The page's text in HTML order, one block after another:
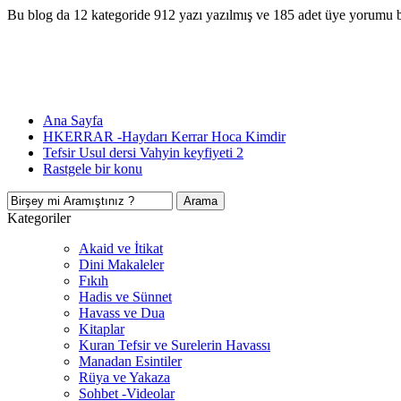
Bu blog da 12 kategoride 912 yazı yazılmış ve 185 adet üye yorumu
Ana Sayfa
HKERRAR -Haydarı Kerrar Hoca Kimdir
Tefsir Usul dersi Vahyin keyfiyeti 2
Rastgele bir konu
Kategoriler
Akaid ve İtikat
Dini Makaleler
Fıkıh
Hadis ve Sünnet
Havass ve Dua
Kitaplar
Kuran Tefsir ve Surelerin Havassı
Manadan Esintiler
Rüya ve Yakaza
Sohbet -Videolar